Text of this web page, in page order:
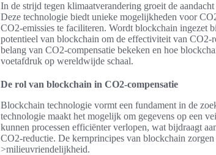
In de strijd tegen klimaatverandering groeit de
Deze technologie biedt unieke mogelijkheden voor
CO2-emissies te faciliteren. Wordt blockchain
potentieel van blockchain om de effectiviteit van CO2-
belang van CO2-compensatie bekeken en hoe
voetafdruk op wereldwijde schaal.
De rol van blockchain in CO2-compensatie
Blockchain technologie vormt een fundament in de
technologie maakt het mogelijk om gegevens op een
kunnen processen efficiënter verlopen, wat bijdraagt
CO2-reductie. De kernprincipes van blockchain zorgen
>milieuvriendelijkheid.